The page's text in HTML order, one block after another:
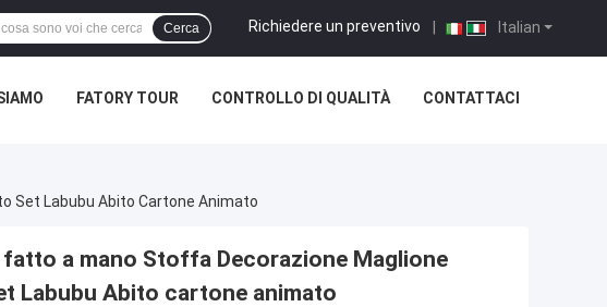
Italian
Richiedere un preventivo
Cerca
FATORY TOUR CONTROLLO DI QUALITÀ CONTATTACI
Set Labubu Abito Cartone Animato
a mano Stoffa Decorazione Maglione
Labubu Abito cartone animato